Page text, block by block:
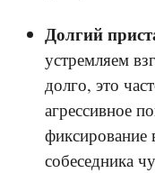
Долгий
устремляем
долго, это
агрессивное
фиксирование
собеседника